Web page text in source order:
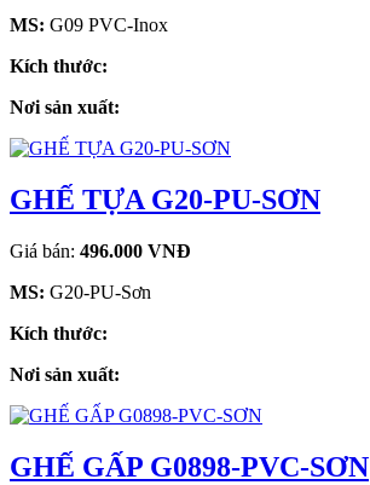
MS: G09 PVC-Inox
Kích thước:
Nơi sản xuất:
GHẾ TỰA G20-PU-SƠN
Giá bán: 496.000 VNĐ
MS: G20-PU-Sơn
Kích thước:
Nơi sản xuất:
GHẾ GẤP G0898-PVC-SƠN